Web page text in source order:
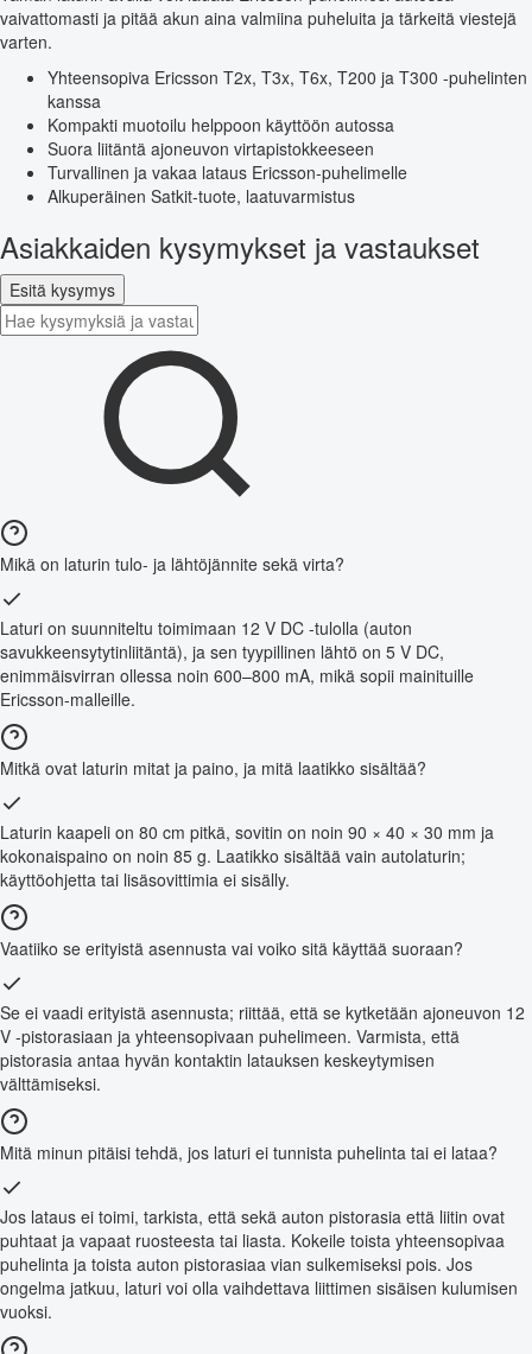
vaivattomasti ja pitää akun aina valmiina puheluita ja tärkeitä viestejä
varten.
Yhteensopiva Ericsson T2x, T3x, T6x, T200 ja T300 -puhelinten
kanssa
Kompakti muotoilu helppoon käyttöön autossa
Suora liitäntä ajoneuvon virtapistokkeeseen
Turvallinen ja vakaa lataus Ericsson-puhelimelle
Alkuperäinen Satkit-tuote, laatuvarmistus
Asiakkaiden kysymykset ja vastaukset
Esitä kysymys
Mikä on laturin tulo- ja lähtöjännite sekä virta?
Laturi on suunniteltu toimimaan 12 V DC -tulolla (auton
savukkeensytytinliitäntä), ja sen tyypillinen lähtö on 5 V DC,
enimmäisvirran ollessa noin 600–800 mA, mikä sopii mainituille
Ericsson-malleille.
Mitkä ovat laturin mitat ja paino, ja mitä laatikko sisältää?
Laturin kaapeli on 80 cm pitkä, sovitin on noin 90 × 40 × 30 mm ja
kokonaispaino on noin 85 g. Laatikko sisältää vain autolaturin;
käyttöohjetta tai lisäsovittimia ei sisälly.
Vaatiiko se erityistä asennusta vai voiko sitä käyttää suoraan?
Se ei vaadi erityistä asennusta; riittää, että se kytketään ajoneuvon 12
V -pistorasiaan ja yhteensopivaan puhelimeen. Varmista, että
pistorasia antaa hyvän kontaktin latauksen keskeytymisen
välttämiseksi.
Mitä minun pitäisi tehdä, jos laturi ei tunnista puhelinta tai ei lataa?
Jos lataus ei toimi, tarkista, että sekä auton pistorasia että liitin ovat
puhtaat ja vapaat ruosteesta tai liasta. Kokeile toista yhteensopivaa
puhelinta ja toista auton pistorasiaa vian sulkemiseksi pois. Jos
ongelma jatkuu, laturi voi olla vaihdettava liittimen sisäisen kulumisen
vuoksi.